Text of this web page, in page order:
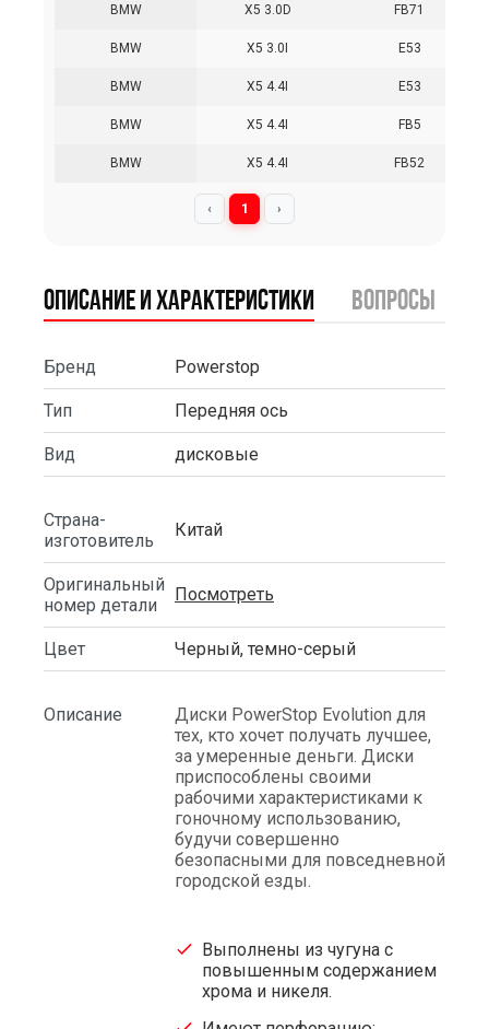
BMW X5 3.0D FB71
BMW X5 3.0I E53
BMW X5 4.4I E53
BMW X5 4.4I FB5
BMW X5 4.4I FB52
‹ 1 ›
Описание и характеристики вопросы
Бренд Powerstop
Тип Передняя ось
Вид дисковые
Страна-
изготовитель
Китай
Оригинальный
номер детали
Посмотреть
Цвет Черный, темно-серый
Описание
Диски PowerStop Evolution для
тех, кто хочет получать лучшее,
за умеренные деньги. Диски
приспособлены своими
рабочими характеристиками к
гоночному использованию,
будучи совершенно
безопасными для повседневной
городской езды.
Выполнены из чугуна с
повышенным содержанием
хрома и никеля.